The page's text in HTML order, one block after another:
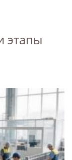
этапы